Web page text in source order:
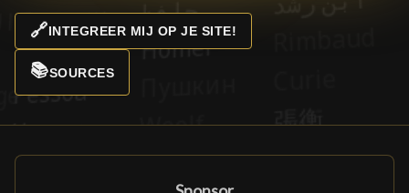
🔗INTEGREER MIJ OP JE SITE!
📚SOURCES